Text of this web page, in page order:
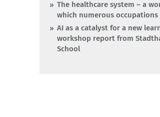
The healthcare system – a
which numerous
AI as a catalyst for a new
workshop report from
School